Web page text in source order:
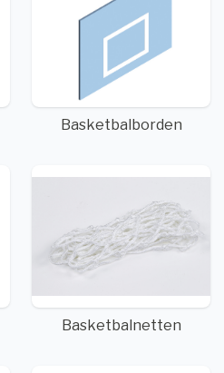
Basketbalborden
Basketbalnetten